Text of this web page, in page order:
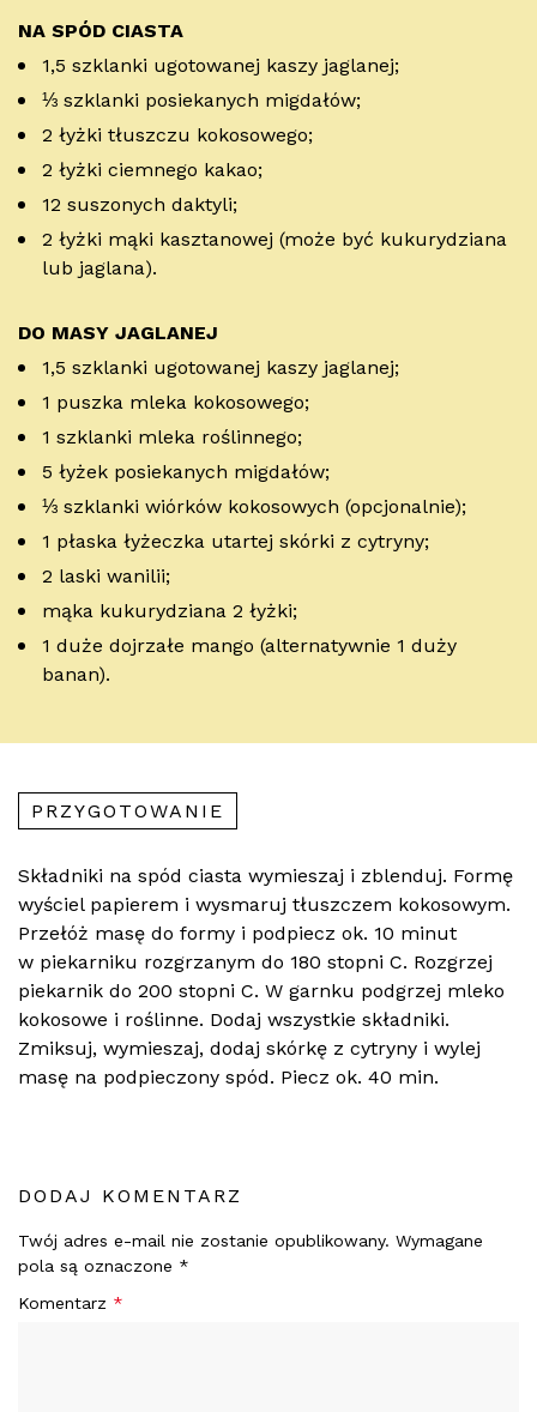
NA SPÓD CIASTA
1,5 szklanki ugotowanej kaszy jaglanej;
⅓ szklanki posiekanych migdałów;
2 łyżki tłuszczu kokosowego;
2 łyżki ciemnego kakao;
12 suszonych daktyli;
2 łyżki mąki kasztanowej (może być kukurydziana
lub jaglana).
DO MASY JAGLANEJ
1,5 szklanki ugotowanej kaszy jaglanej;
1 puszka mleka kokosowego;
1 szklanki mleka roślinnego;
5 łyżek posiekanych migdałów;
⅓ szklanki wiórków kokosowych (opcjonalnie);
1 płaska łyżeczka utartej skórki z cytryny;
2 laski wanilii;
mąka kukurydziana 2 łyżki;
1 duże dojrzałe mango (alternatywnie 1 duży
banan).
PRZYGOTOWANIE
Składniki na spód ciasta wymieszaj i zblenduj. Formę
wyściel papierem i wysmaruj tłuszczem kokosowym.
Przełóż masę do formy i podpiecz ok. 10 minut
w piekarniku rozgrzanym do 180 stopni C. Rozgrzej
piekarnik do 200 stopni C. W garnku podgrzej mleko
kokosowe i roślinne. Dodaj wszystkie składniki.
Zmiksuj, wymieszaj, dodaj skórkę z cytryny i wylej
masę na podpieczony spód. Piecz ok. 40 min.
DODAJ KOMENTARZ
Twój adres e-mail nie zostanie opublikowany. Wymagane
pola są oznaczone *
Komentarz *